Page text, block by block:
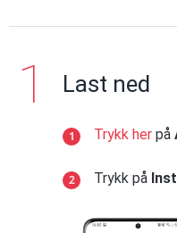
Last ned
Trykk her på
Trykk på